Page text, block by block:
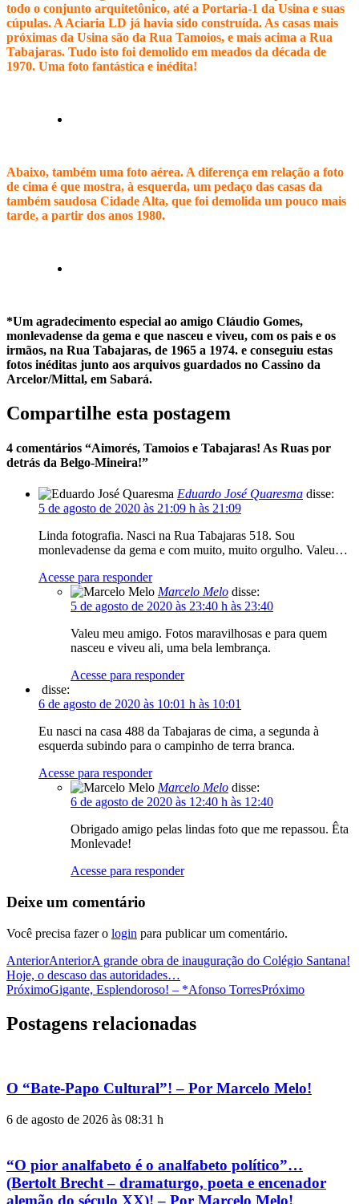
todo o conjunto arquitetônico, até a Portaria-1 da Usina e suas
cúpulas. A Aciaria LD já havia sido construída. As casas mais
próximas da Usina são da Rua Tamoios, e mais acima a Rua
Tabajaras. Tudo isto foi demolido em meados da década de
1970. Uma foto fantástica e inédita!
Abaixo, também uma foto aérea. A diferença em relação a foto
de cima é que mostra, à esquerda, um pedaço das casas da
também saudosa Cidade Alta, que foi demolida um pouco mais
tarde, a partir dos anos 1980.
*Um agradecimento especial ao amigo Cláudio Gomes,
monlevadense da gema e que nasceu e viveu, com os pais e os
irmãos, na Rua Tabajaras, de 1965 a 1974. e conseguiu estas
fotos inéditas junto aos arquivos guardados no Cassino da
Arcelor/Mittal, em Sabará.
Compartilhe esta postagem
4 comentários “Aimorés, Tamoios e Tabajaras! As Ruas por
detrás da Belgo-Mineira!”
Eduardo José Quaresma disse:
5 de agosto de 2020 às 21:09 h às 21:09
Linda fotografia. Nasci na Rua Tabajaras 518. Sou
monlevadense da gema e com muito, muito orgulho. Valeu…
Acesse para responder
Marcelo Melo disse:
5 de agosto de 2020 às 23:40 h às 23:40
Valeu meu amigo. Fotos maravilhosas e para quem
nasceu e viveu ali, uma bela lembrança.
Acesse para responder
disse:
6 de agosto de 2020 às 10:01 h às 10:01
Eu nasci na casa 488 da Tabajaras de cima, a segunda à
esquerda subindo para o campinho de terra branca.
Acesse para responder
Marcelo Melo disse:
6 de agosto de 2020 às 12:40 h às 12:40
Obrigado amigo pelas lindas foto que me repassou. Êta
Monlevade!
Acesse para responder
Deixe um comentário
Você precisa fazer o login para publicar um comentário.
AnteriorAnteriorA grande obra de inauguração do Colégio Santana!
Hoje, o descaso das autoridades…
PróximoGigante, Esplendoroso! – *Afonso TorresPróximo
Postagens relacionadas
O “Bate-Papo Cultural”! – Por Marcelo Melo!
6 de agosto de 2026 às 08:31 h
“O pior analfabeto é o analfabeto político”…
(Bertolt Brecht – dramaturgo, poeta e encenador
alemão do século XX)! – Por Marcelo Melo!